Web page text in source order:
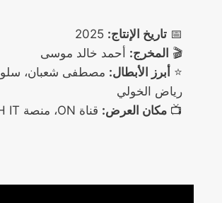
📅 تاريخ الإنتاج:
🎬 المخرج: أحمد خالد موسى
⭐ أبرز الأبطال: مصطفى شعبان،
رياض الخولي
📺 مكان العرض: قناة ON، منصة WATCH IT